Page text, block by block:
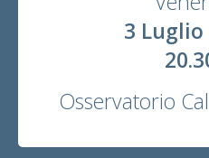
3 Luglio
Osservatorio